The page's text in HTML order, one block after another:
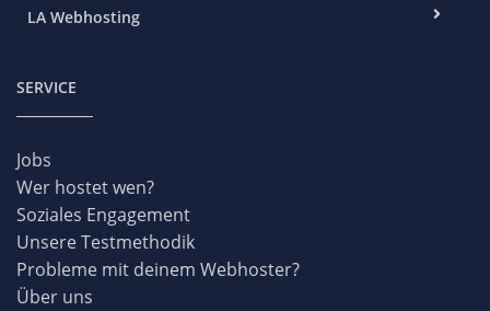
LA Webhosting
SERVICE
Jobs
Wer hostet wen?
Soziales Engagement
Unsere Testmethodik
Probleme mit deinem Webhoster?
Über uns